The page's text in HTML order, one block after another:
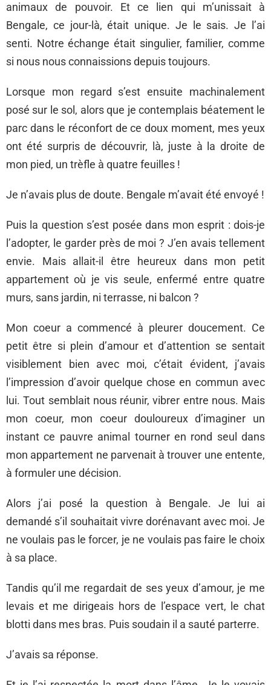
animaux de pouvoir. Et ce lien qui m’unissait à
Bengale, ce jour-là, était unique. Je le sais. Je l’ai
senti. Notre échange était singulier, familier, comme
si nous nous connaissions depuis toujours.
Lorsque mon regard s’est ensuite machinalement
posé sur le sol, alors que je contemplais béatement le
parc dans le réconfort de ce doux moment, mes yeux
ont été surpris de découvrir, là, juste à la droite de
mon pied, un trèfle à quatre feuilles !
Je n’avais plus de doute. Bengale m’avait été envoyé !
Puis la question s’est posée dans mon esprit : dois-je
l’adopter, le garder près de moi ? J’en avais tellement
envie. Mais allait-il être heureux dans mon petit
appartement où je vis seule, enfermé entre quatre
murs, sans jardin, ni terrasse, ni balcon ?
Mon coeur a commencé à pleurer doucement. Ce
petit être si plein d’amour et d’attention se sentait
visiblement bien avec moi, c’était évident, j’avais
l’impression d’avoir quelque chose en commun avec
lui. Tout semblait nous réunir, vibrer entre nous. Mais
mon coeur, mon coeur douloureux d’imaginer un
instant ce pauvre animal tourner en rond seul dans
mon appartement ne parvenait à trouver une entente,
à formuler une décision.
Alors j’ai posé la question à Bengale. Je lui ai
demandé s’il souhaitait vivre dorénavant avec moi. Je
ne voulais pas le forcer, je ne voulais pas faire le choix
à sa place.
Tandis qu’il me regardait de ses yeux d’amour, je me
levais et me dirigeais hors de l’espace vert, le chat
blotti dans mes bras. Puis soudain il a sauté parterre.
J’avais sa réponse.